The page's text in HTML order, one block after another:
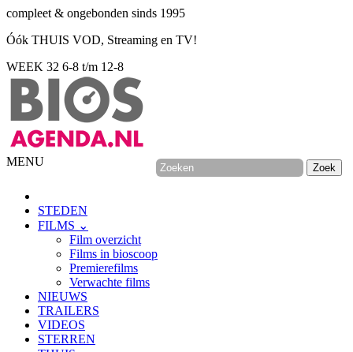
compleet & ongebonden sinds 1995
Óók THUIS VOD, Streaming en TV!
WEEK 32 6-8 t/m 12-8
MENU
STEDEN
FILMS ⌄
Film overzicht
Films in bioscoop
Premierefilms
Verwachte films
NIEUWS
TRAILERS
VIDEOS
STERREN